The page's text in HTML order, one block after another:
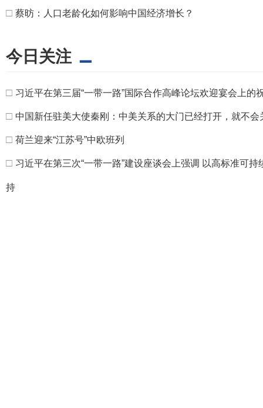
□ 蔡昉：人口老龄化如何影响中国经济增长？
今日关注
□ 习近平在第三届“一带一路”国际合作高峰论坛欢迎宴会上的
□ 中国新任驻美大使秦刚：中美关系的大门已经打开，就不会
□ 荷兰迎来“江苏号”中欧班列
□ 习近平在第三次“一带一路”建设座谈会上强调 以高标准可
持